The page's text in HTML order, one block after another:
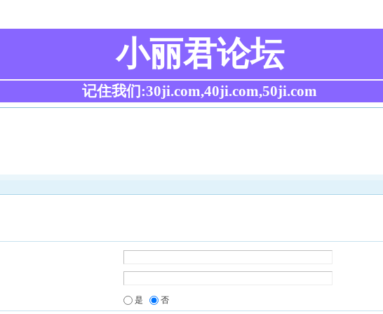
小丽君论坛
记住我们:30ji.com,40ji.com,50ji.com
是 否